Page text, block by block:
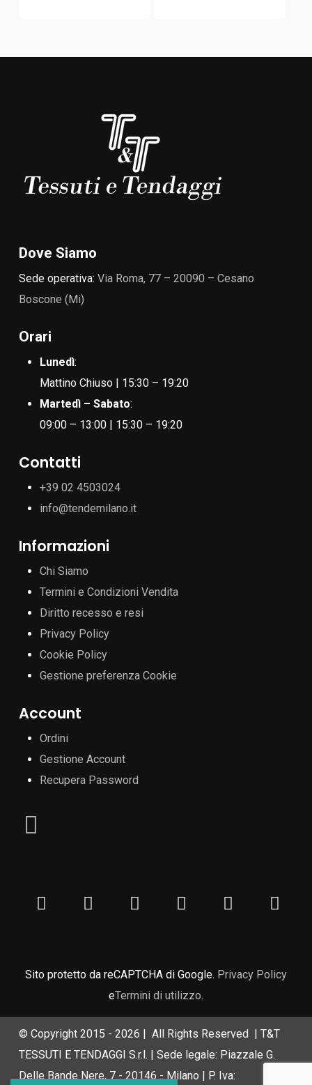
Dove Siamo
Sede operativa: Via Roma, 77 – 20090 – Cesano
Boscone (Mi)
Orari
Lunedì:
Mattino Chiuso | 15:30 – 19:20
Martedì – Sabato:
09:00 – 13:00 | 15:30 – 19:20
Contatti
+39 02 4503024
info@tendemilano.it
Informazioni
Chi Siamo
Termini e Condizioni Vendita
Diritto recesso e resi
Privacy Policy
Cookie Policy
Gestione preferenza Cookie
Account
Ordini
Gestione Account
Recupera Password
Sito protetto da reCAPTCHA di Google. Privacy Policy
eTermini di utilizzo.
© Copyright 2015 - 2026 | All Rights Reserved | T&T
TESSUTI E TENDAGGI S.r.l. | Sede legale: Piazzale G.
Delle Bande Nere, 7 - 20146 - Milano | P. Iva: